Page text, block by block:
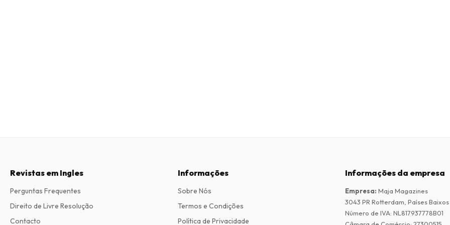
Revistas em Ingles
Perguntas Frequentes
Direito de Livre Resolução
Contacto
Informações
Sobre Nós
Termos e Condições
Política de Privacidade
Informações da empresa
Empresa: Maja Magazines
3043 PR Rotterdam, Países Baixos
Número de IVA: NL817937778B01